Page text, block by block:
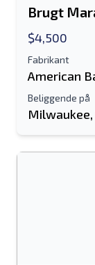
Brugt
$4,500
Fabrikant
American
Beliggende på
Milwaukee,